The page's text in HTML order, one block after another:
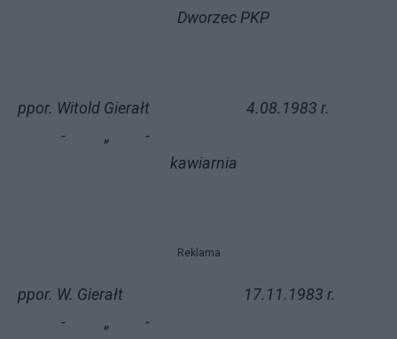
Dworzec PKP
ppor. Witold Gierałt 4.08.1983 r.
- „ -
kawiarnia
Reklama
ppor. W. Gierałt 17.11.1983 r.
- „ -